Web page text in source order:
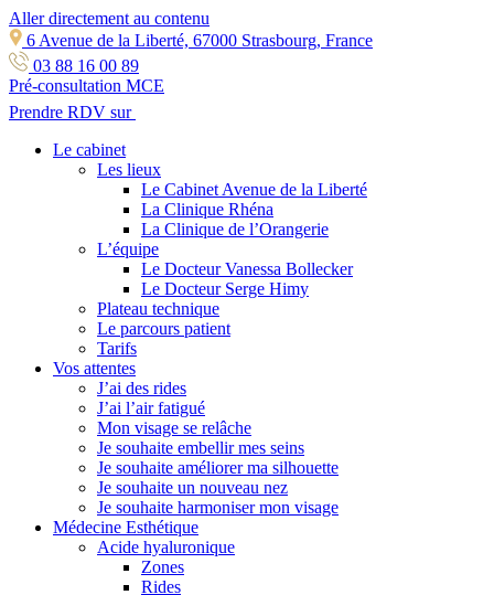
Aller directement au contenu
6 Avenue de la Liberté, 67000 Strasbourg, France
03 88 16 00 89
Pré-consultation MCE
Prendre RDV sur
Le cabinet
Les lieux
Le Cabinet Avenue de la Liberté
La Clinique Rhéna
La Clinique de l’Orangerie
L’équipe
Le Docteur Vanessa Bollecker
Le Docteur Serge Himy
Plateau technique
Le parcours patient
Tarifs
Vos attentes
J’ai des rides
J’ai l’air fatigué
Mon visage se relâche
Je souhaite embellir mes seins
Je souhaite améliorer ma silhouette
Je souhaite un nouveau nez
Je souhaite harmoniser mon visage
Médecine Esthétique
Acide hyaluronique
Zones
Rides